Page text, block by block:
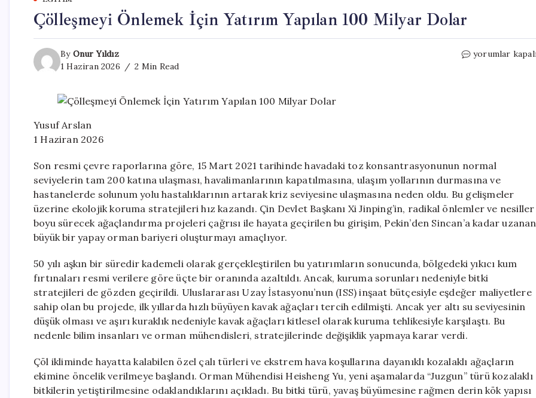
Çölleşmeyi Önlemek İçin Yatırım Yapılan 100 Milyar Dolar
By Onur Yıldız
1 Haziran 2026
2 Min Read
Çölleşmeyi
yorumlar
Yusuf Arslan
1 Haziran 2026
Son resmi çevre raporlarına göre, 15 Mart 2021 tarihinde havadaki toz konsantrasyonunun normal
seviyelerin tam 200 katına ulaşması, havalimanlarının kapatılmasına, ulaşım yollarının durmasına ve
hastanelerde solunum yolu hastalıklarının artarak kriz seviyesine ulaşmasına neden oldu. Bu gelişmeler
üzerine ekolojik koruma stratejileri hız kazandı. Çin Devlet Başkanı Xi Jinping’in, radikal önlemler ve nesiller
boyu sürecek ağaçlandırma projeleri çağrısı ile hayata geçirilen bu girişim, Pekin’den Sincan’a kadar uzanan
büyük bir yapay orman bariyeri oluşturmayı amaçlıyor.
50 yılı aşkın bir süredir kademeli olarak gerçekleştirilen bu yatırımların sonucunda, bölgedeki yıkıcı kum
fırtınaları resmi verilere göre üçte bir oranında azaltıldı. Ancak, kuruma sorunları nedeniyle bitki
stratejileri de gözden geçirildi. Uluslararası Uzay İstasyonu’nun (ISS) inşaat bütçesiyle eşdeğer maliyetlere
sahip olan bu projede, ilk yıllarda hızlı büyüyen kavak ağaçları tercih edilmişti. Ancak yer altı su seviyesinin
düşük olması ve aşırı kuraklık nedeniyle kavak ağaçları kitlesel olarak kuruma tehlikesiyle karşılaştı. Bu
nedenle bilim insanları ve orman mühendisleri, stratejilerinde değişiklik yapmaya karar verdi.
Çöl ikliminde hayatta kalabilen özel çalı türleri ve ekstrem hava koşullarına dayanıklı kozalaklı ağaçların
ekimine öncelik verilmeye başlandı. Orman Mühendisi Heisheng Yu, yeni aşamalarda “Juzgun” türü kozalaklı
bitkilerin yetiştirilmesine odaklandıklarını açıkladı. Bu bitki türü, yavaş büyümesine rağmen derin kök yapısı